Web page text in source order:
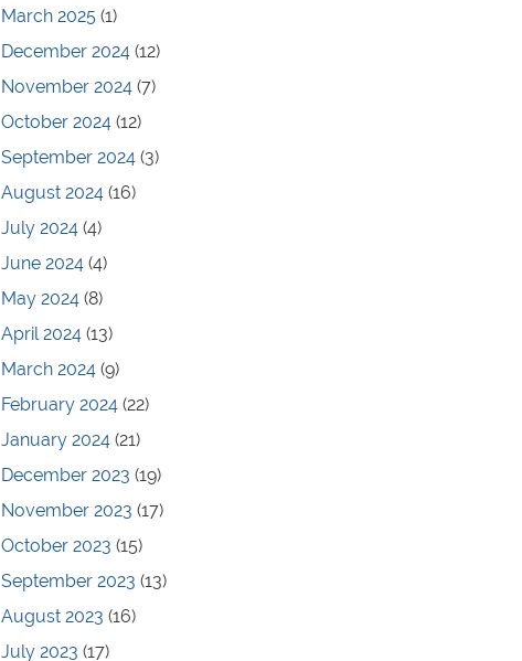
March 2025 (1)
December 2024 (12)
November 2024 (7)
October 2024 (12)
September 2024 (3)
August 2024 (16)
July 2024 (4)
June 2024 (4)
May 2024 (8)
April 2024 (13)
March 2024 (9)
February 2024 (22)
January 2024 (21)
December 2023 (19)
November 2023 (17)
October 2023 (15)
September 2023 (13)
August 2023 (16)
July 2023 (17)